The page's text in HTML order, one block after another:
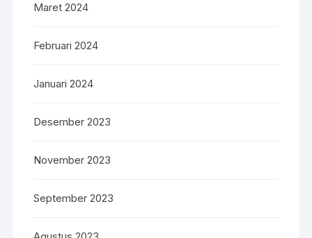
Maret 2024
Februari 2024
Januari 2024
Desember 2023
November 2023
September 2023